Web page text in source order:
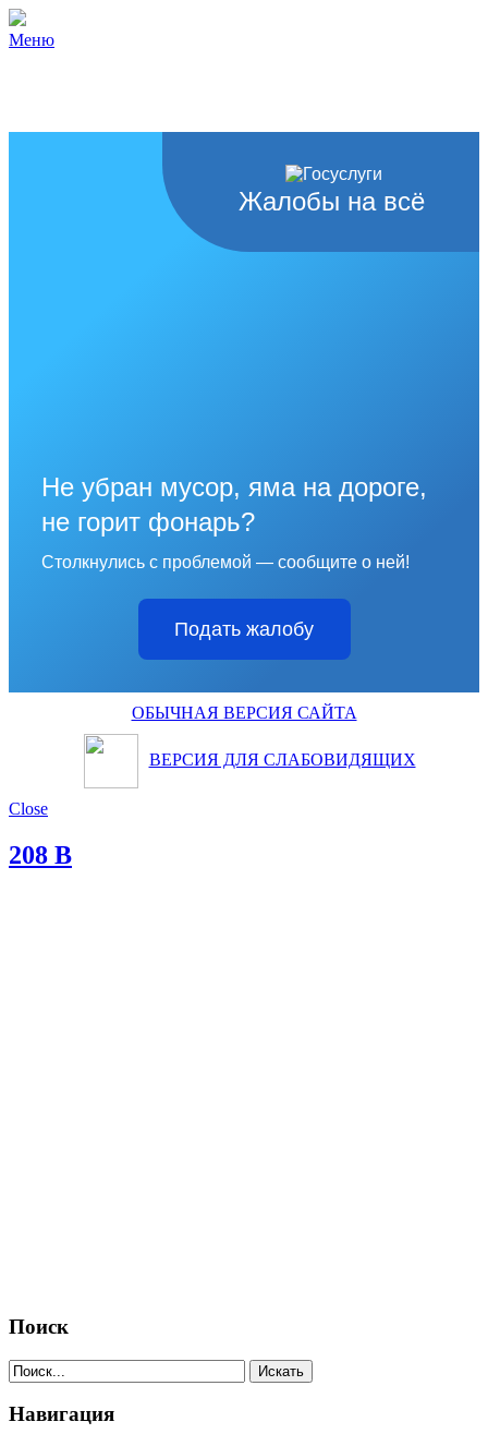
Меню
Жалобы на всё
Не убран мусор, яма на дороге,
не горит фонарь?
Столкнулись с проблемой — сообщите о ней!
Подать жалобу
ОБЫЧНАЯ ВЕРСИЯ САЙТА
ВЕРСИЯ ДЛЯ СЛАБОВИДЯЩИХ
Close
208 В
Поиск
Навигация